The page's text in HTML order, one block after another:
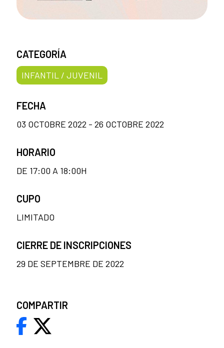
CATEGORÍA
INFANTIL / JUVENIL
FECHA
03 OCTOBRE 2022 - 26 OCTOBRE 2022
HORARIO
DE 17:00 A 18:00H
CUPO
LIMITADO
CIERRE DE INSCRIPCIONES
29 DE SEPTEMBRE DE 2022
COMPARTIR